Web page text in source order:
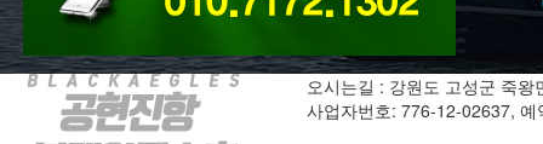
오시는길 : 강원도 고성군 죽왕
사업자번호: 776-12-02637,